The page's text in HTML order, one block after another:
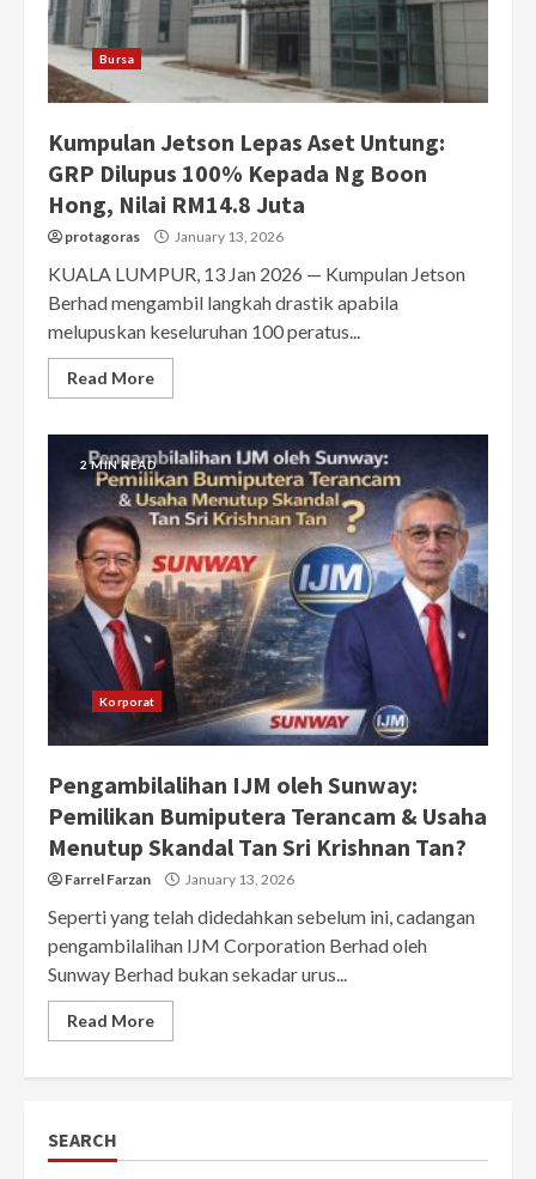
Bursa
Kumpulan Jetson Lepas Aset Untung:
GRP Dilupus 100% Kepada Ng Boon
Hong, Nilai RM14.8 Juta
protagoras January 13, 2026
KUALA LUMPUR, 13 Jan 2026 — Kumpulan Jetson
Berhad mengambil langkah drastik apabila
melupuskan keseluruhan 100 peratus...
Read More
2 MIN READ
Korporat
Pengambilalihan IJM oleh Sunway:
Pemilikan Bumiputera Terancam & Usaha
Menutup Skandal Tan Sri Krishnan Tan?
Farrel Farzan January 13, 2026
Seperti yang telah didedahkan sebelum ini, cadangan
pengambilalihan IJM Corporation Berhad oleh
Sunway Berhad bukan sekadar urus...
Read More
SEARCH